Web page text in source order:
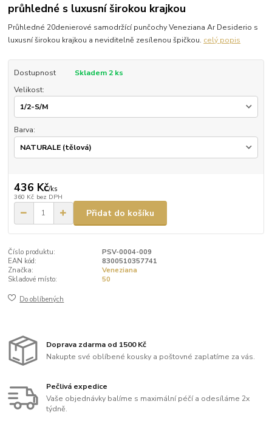
průhledné s luxusní širokou krajkou
Průhledné 20denierové samodržící punčochy Veneziana Ar Desiderio s
luxusní širokou krajkou a neviditelně zesílenou špičkou. celý popis
Dostupnost
Skladem 2 ks
Velikost:
Barva:
436 Kč/ks
360 Kč bez DPH
Přidat do košíku
Číslo produktu:
PSV-0004-009
EAN kód:
8300510357741
Značka:
Veneziana
Skladové místo:
50
Do oblíbených
Doprava zdarma od 1500 Kč
Nakupte své oblíbené kousky a poštovné zaplatíme za vás.
Pečlivá expedice
Vaše objednávky balíme s maximální péčí a odesíláme 2x
týdně.